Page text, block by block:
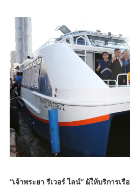
“เจ้าพระยา รีเวอร์ ไลน์” ผู้ให้บริการเ